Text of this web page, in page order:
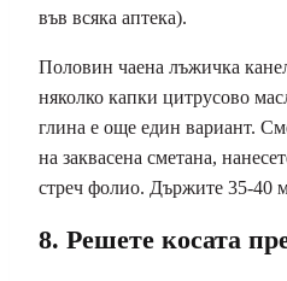
във всяка аптека).
Половин чаена лъжичка
няколко капки цитрусово
глина е още един вариант.
на заквасена сметана,
стреч фолио. Държите 35-40
8. Решете косата